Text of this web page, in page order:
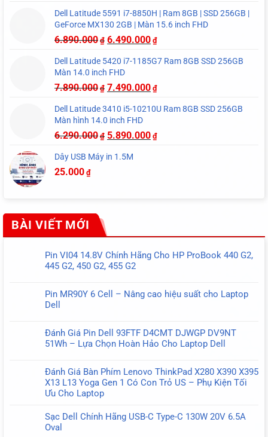
Dell Latitude 5591 i7-8850H | Ram 8GB | SSD 256GB |
GeForce MX130 2GB | Màn 15.6 inch FHD
6.890.000 ₫ 6.490.000 ₫
Dell Latitude 5420 i7-1185G7 Ram 8GB SSD 256GB
Màn 14.0 inch FHD
7.890.000 ₫ 7.490.000 ₫
Dell Latitude 3410 i5-10210U Ram 8GB SSD 256GB
Màn hình 14.0 inch FHD
6.290.000 ₫ 5.890.000 ₫
Dây USB Máy in 1.5M
25.000 ₫
BÀI VIẾT MỚI
Pin VI04 14.8V Chính Hãng Cho HP ProBook 440 G2,
445 G2, 450 G2, 455 G2
bình
luận
Pin
VI04
Hãng
Cho
HP
440
G2,
Pin MR90Y 6 Cell – Nâng cao hiệu suất cho Laptop
Dell
bình
luận
Pin
MR90Y
6
–
Nâng
cao
Đánh Giá Pin Dell 93FTF D4CMT DJWGP DV9NT
51Wh – Lựa Chọn Hoàn Hảo Cho Laptop Dell
bình
luận
ở
Giá
Pin
Đánh Giá Bàn Phím Lenovo ThinkPad X280 X390 X395
X13 L13 Yoga Gen 1 Có Con Trỏ US – Phụ Kiện Tối
Ưu Cho Laptop
có
bình
Sạc Dell Chính Hãng USB-C Type-C 130W 20V 6.5A
Oval